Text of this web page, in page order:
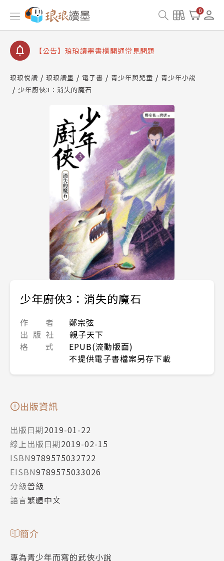
0
【公告】因 Readmoo 讀墨系統維護中，本站同步暫
停部分閱讀服務
【公告】琅琅讀墨數位閱讀資產合併與書櫃開通申請
【公告】琅琅讀墨書櫃開通常見問題
請圖文教學
【公告】琅琅書店服務升級重要說明及資產合併結果
查詢
【公告】因 Readmoo 讀墨系統維護中，本站同步暫
停部分閱讀服務
琅琅悅讀 琅琅讀墨 電子書 青少年與兒童
青少年小說
少年廚俠3：消失的魔石
少年廚俠3：消失的魔石
作 者
鄭宗弦
出 版 社
親子天下
格 式
EPUB(流動版面)
不提供電子書檔案另存下載
出版資訊
出版日期2019-01-22
線上出版日期2019-02-15
ISBN9789575032722
EISBN9789575033026
分級普級
語言繁體中文
簡介
專為青少年而寫的武俠小說